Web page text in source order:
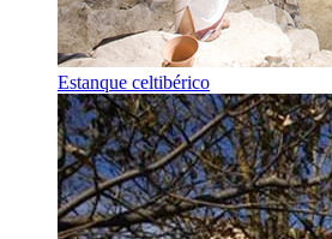
Estanque celtibérico